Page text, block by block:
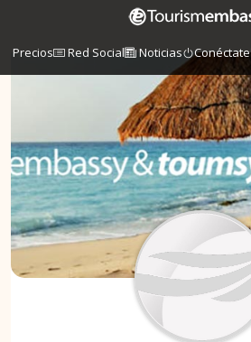
Precios Red Social Noticias Conéctate